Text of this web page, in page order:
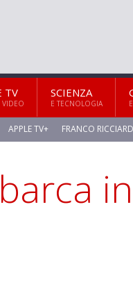
TV
VIDEO
SCIENZA
E TECNOLOGIA
APPLE TV+ FRANCO
in